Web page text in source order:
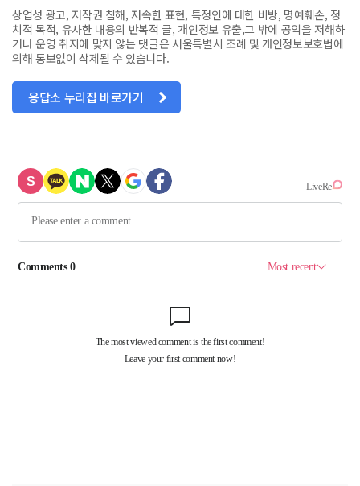
상업성 광고, 저작권 침해, 저속한 표현, 특정인에 대한 비방, 명예훼손, 정
치적 목적, 유사한 내용의 반복적 글, 개인정보 유출,그 밖에 공익을 저해하
거나 운영 취지에 맞지 않는 댓글은 서울특별시 조례 및 개인정보보호법에
의해 통보없이 삭제될 수 있습니다.
응답소 누리집 바로가기